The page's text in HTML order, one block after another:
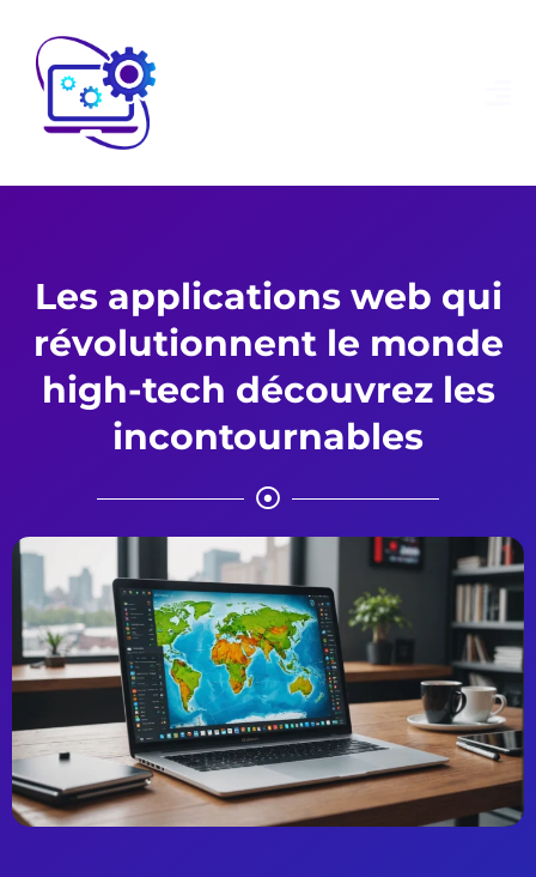
Les applications web qui
révolutionnent le monde
high-tech découvrez les
incontournables